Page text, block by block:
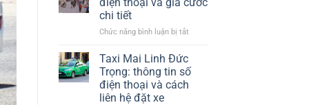
Lạt
xe
không?
chi tiết
Chức năng bình luận bị tắtở
Dương:
số
điện
Taxi Mai Linh Đức
Trọng: thông tin số
điện thoại và cách
liên hệ đặt xe